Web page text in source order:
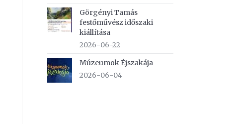
Görgényi Tamás
festőművész időszaki
kiállítása
2026-06-22
Múzeumok Éjszakája
2026-06-04